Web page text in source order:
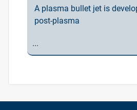
A plasma bullet jet is
post-plasma
...